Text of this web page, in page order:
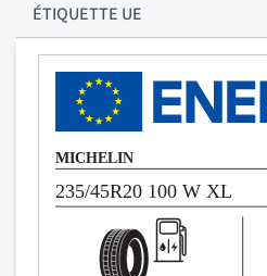
ÉTIQUETTE UE